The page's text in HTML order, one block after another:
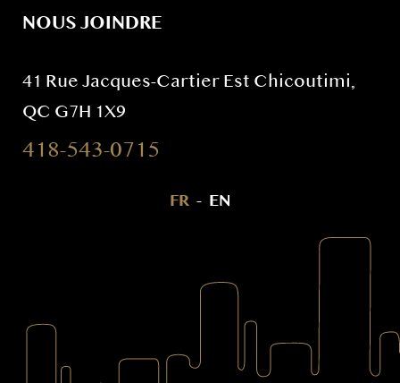
NOUS JOINDRE
41 Rue Jacques-Cartier Est Chicoutimi,
QC G7H 1X9
418-543-0715
FR - EN